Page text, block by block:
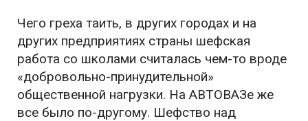
Чего греха таить, в других городах и на
других предприятиях страны шефская
работа со школами считалась чем-то вроде
«добровольно-принудительной»
общественной нагрузки. На АВТОВАЗе же
все было по-другому. Шефство над